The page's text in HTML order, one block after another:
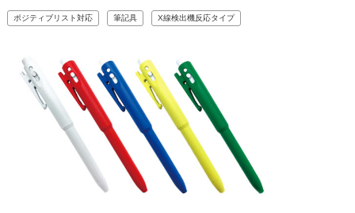
ポジティブリスト対応 筆記具 X線検出機反応タイプ